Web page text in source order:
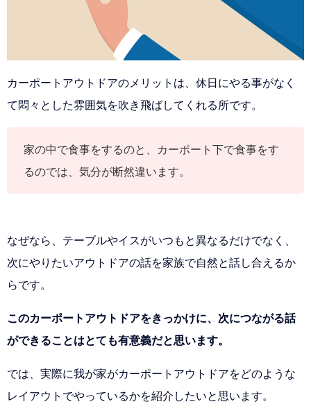
カーポートアウトドアのメリットは、休日にやる事がなく
て悶々とした雰囲気を吹き飛ばしてくれる所です。
家の中で食事をするのと、カーポート下で食事をす
るのでは、気分が断然違います。
なぜなら、テーブルやイスがいつもと異なるだけでなく、
次にやりたいアウトドアの話を家族で自然と話し合えるか
らです。
このカーポートアウトドアをきっかけに、次につながる話
ができることはとても有意義だと思います。
では、実際に我が家がカーポートアウトドアをどのような
レイアウトでやっているかを紹介したいと思います。